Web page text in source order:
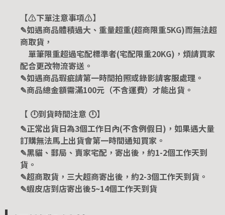
【⚠️下單注意事項⚠️】
✎如遇商品體積過大、重量超重(超商限重5KG)而無法超
商取貨，
單筆限重超過宅配標準者(宅配限重20KG)，煩請買家
配合更改物流寄送。
✎如遇商品瑕疵請第一時間拍照或錄影請客服處理。
✎商品總金額需滿100元（不含運費）才能出貨。
【 🕛到貨時間注意 🕛】
✎正常出貨日為3個工作日內(不含例假日)，如果遇大量
訂購無法馬上出貨會第一時間通知買家。
✎黑貓、郵局、賣家宅配，寄出後，約1-2個工作天到
貨。
✎超商取貨，三大超商寄出後，約2-3個工作天到貨。
✎蝦皮店到店寄出後5~14個工作天到貨